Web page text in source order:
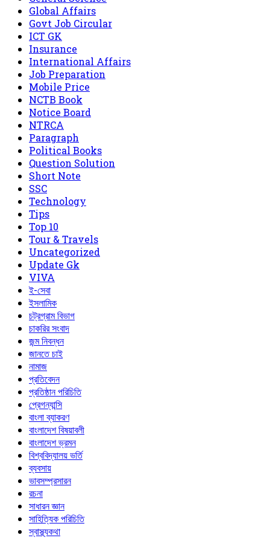
Global Affairs
Govt Job Circular
ICT GK
Insurance
International Affairs
Job Preparation
Mobile Price
NCTB Book
Notice Board
NTRCA
Paragraph
Political Books
Question Solution
Short Note
‍SSC
Technology
Tips
Top 10
Tour & Travels
Uncategorized
Update Gk
VIVA
ই-সেবা
ইসলামিক
চট্রগ্রাম বিভাগ
চাকরির সংবাদ
জন্ম নিবন্ধন
জানতে চাই
নামাজ
প্রতিবেদন
প্রতিষ্ঠান পরিচিতি
প্রেগন্যান্সি
বাংলা ব্যাকরণ
বাংলাদেশ বিষয়াবলী
বাংলাদেশ ভ্রমন
বিশ্ববিদ্যালয় ভর্তি
ব্যবসায়
ভাবসম্প্রসারন
রচনা
সাধারন জ্ঞান
সাহিত্যিক পরিচিতি
স্বাস্থ্যকথা